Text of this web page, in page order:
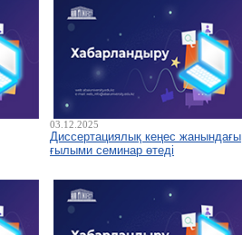
03.12.2025
Диссертациялық кеңес жанындағы
ғылыми семинар өтеді